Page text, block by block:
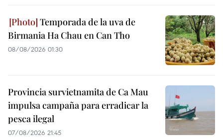
Temporada de la uva de
Birmania Ha Chau en Can Tho
08/08/2026 01:30
Provincia survietnamita de Ca Mau
impulsa campaña para erradicar la
pesca ilegal
07/08/2026 21:45